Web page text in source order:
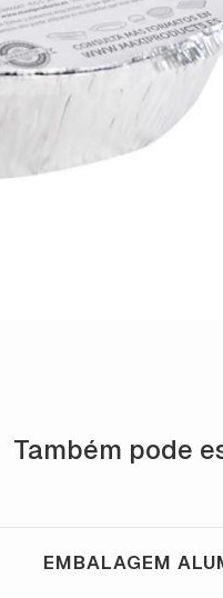
Também pode
EMBALAGEM